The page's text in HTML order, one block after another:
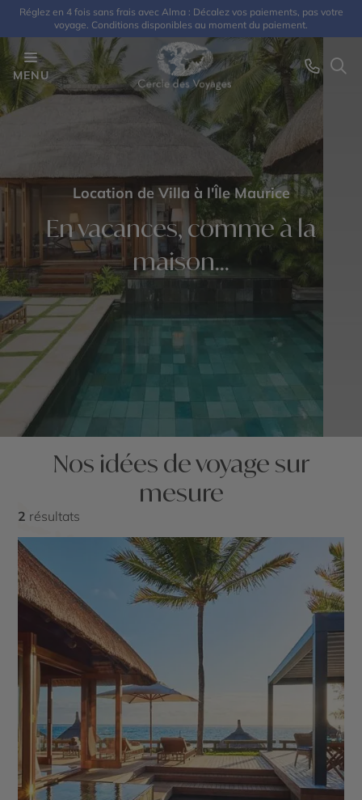
Réglez en 4 fois sans frais avec Alma : Décalez vos paiements, pas votre
voyage. Conditions disponibles au moment du paiement.
MENU
Location de Villa à l'Île Maurice
En vacances, comme à la
maison...
Nos idées de voyage sur
mesure
2 résultats